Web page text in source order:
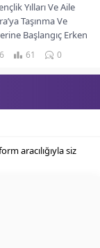
Yılları Ve Aile
Taşınma Ve
Başlangıç Erken
Ve Yükselişi Tiyatro
61 0
aracılığıyla siz